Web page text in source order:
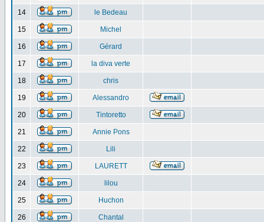
14 le Bedeau
15 Michel
16 Gérard
17 la diva verte
18 chris
19 Alessandro
20 Tintoretto
21 Annie Pons
22 Lili
23 LAURETT
24 lilou
25 Huchon
26 Chantal